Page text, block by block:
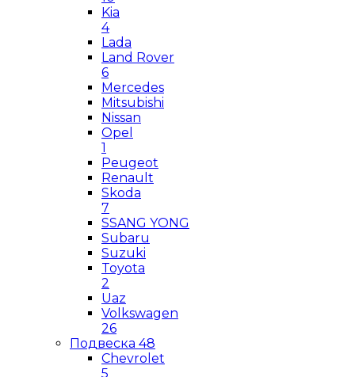
Kia
4
Lada
Land Rover
6
Mercedes
Mitsubishi
Nissan
Opel
1
Peugeot
Renault
Skoda
7
SSANG YONG
Subaru
Suzuki
Toyota
2
Uaz
Volkswagen
26
Подвеска 48
Chevrolet
5